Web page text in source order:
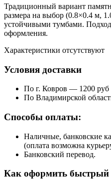
Традиционный вариант
размера на выбор (0.8×0.4 м,
устойчивыми тумбами.
оформления.
Характеристики отсутствуют
Условия доставки
По г. Ковров — 1200 руб
По Владимирской
Способы оплаты:
Наличные, банковские
(оплата возможна
Банковский перевод.
Как оформить быстрый